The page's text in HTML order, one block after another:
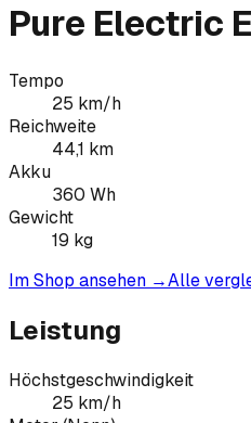
Pure Electric
Tempo
25 km/h
Reichweite
44,1 km
Akku
360 Wh
Gewicht
19 kg
Im Shop ansehen →Alle
Leistung
Höchstgeschwindigkeit
25 km/h